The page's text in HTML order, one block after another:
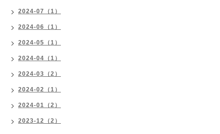
2024-07（1）
2024-06（1）
2024-05（1）
2024-04（1）
2024-03（2）
2024-02（1）
2024-01（2）
2023-12（2）